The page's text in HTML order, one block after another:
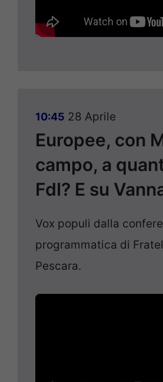
10:45 28 Aprile
Europee, con
campo, a
FdI? E su
Vox populi dalla
programmatica di
Pescara.